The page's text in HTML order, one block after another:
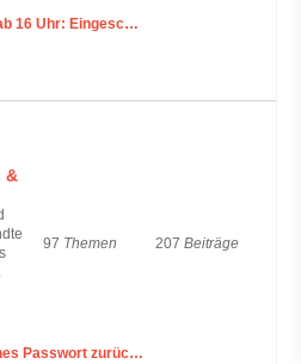
16 Uhr: Eingesc…
&
97 Themen 207 Beiträge
Passwort zurüc…